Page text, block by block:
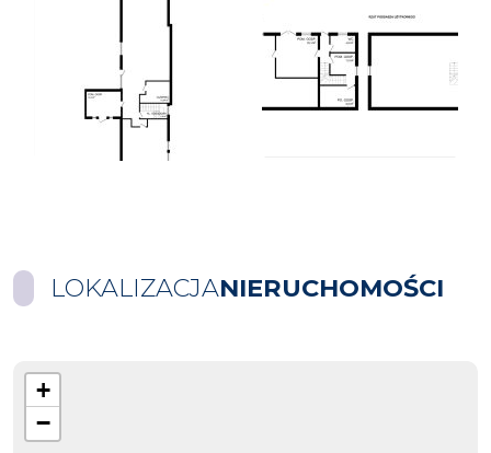
LOKALIZACJANIERUCHOMOŚCI
+
−